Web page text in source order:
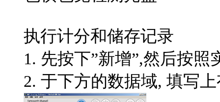
执行计分和储存记录
1. 先按下”新增”,然后按照
2. 于下方的数据域, 填写